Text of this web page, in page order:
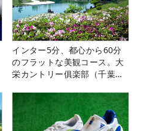
インター5分、都心から60分
のフラットな美観コース。大
栄カントリー俱楽部（千葉